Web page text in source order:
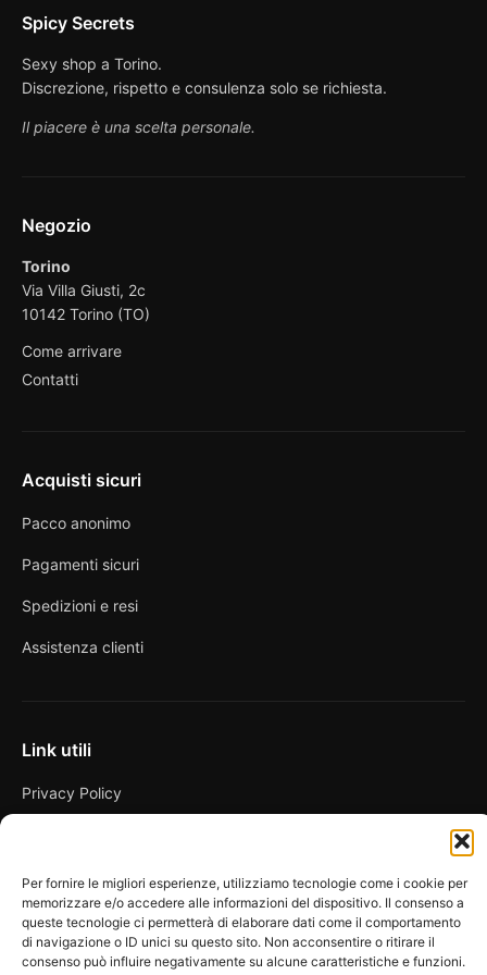
Per fornire le migliori esperienze, utilizziamo tecnologie come i cookie per
memorizzare e/o accedere alle informazioni del dispositivo. Il consenso a
queste tecnologie ci permetterà di elaborare dati come il comportamento
di navigazione o ID unici su questo sito. Non acconsentire o ritirare il
consenso può influire negativamente su alcune caratteristiche e funzioni.
Spicy Secrets
Sexy shop a Torino.
Discrezione, rispetto e consulenza solo se richiesta.
Il piacere è una scelta personale.
Negozio
Torino
Via Villa Giusti, 2c
10142 Torino (TO)
Come arrivare
Contatti
Acquisti sicuri
Pacco anonimo
Pagamenti sicuri
Spedizioni e resi
Assistenza clienti
Link utili
Privacy Policy
Cookie Policy
FAQ